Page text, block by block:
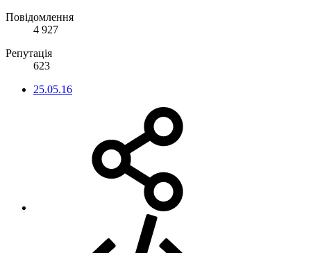
Повідомлення
4 927
Репутація
623
25.05.16